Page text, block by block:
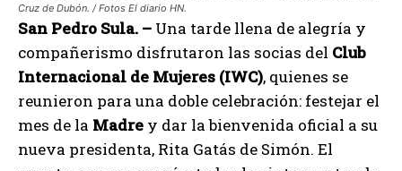
Cruz de Dubón. / Fotos El diario HN.
San Pedro Sula. – Una tarde llena de alegría y
compañerismo disfrutaron las socias del Club
Internacional de Mujeres (IWC), quienes se
reunieron para una doble celebración: festejar el
mes de la Madre y dar la bienvenida oficial a su
nueva presidenta, Rita Gatás de Simón. El